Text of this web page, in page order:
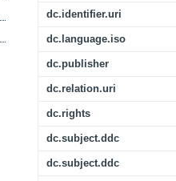
dc.identifier.uri
dc.language.iso
dc.publisher
dc.relation.uri
dc.rights
dc.subject.ddc
dc.subject.ddc